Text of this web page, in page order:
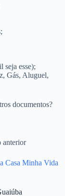
seja esse);
Gás, Aluguel,
documentos?
anterior
Casa Minha Vida